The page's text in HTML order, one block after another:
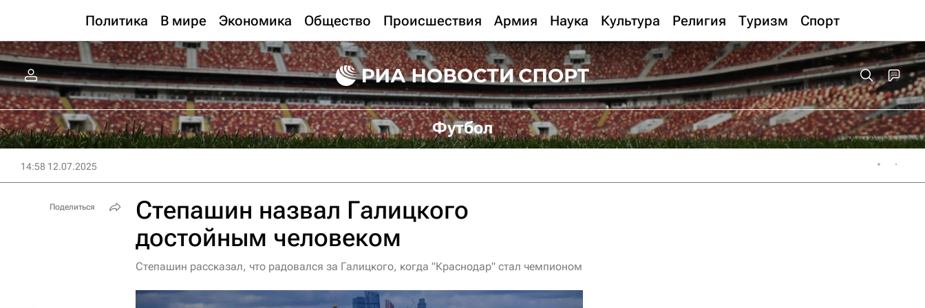
Политика В мире Экономика Общество Происшествия Армия Наука Культура Религия Туризм Спорт
Футбол
14:58 12.07.2025
Степашин назвал Галицкого
достойным человеком
Степашин рассказал, что радовался за Галицкого, когда "Краснодар" стал чемпионом
Поделиться